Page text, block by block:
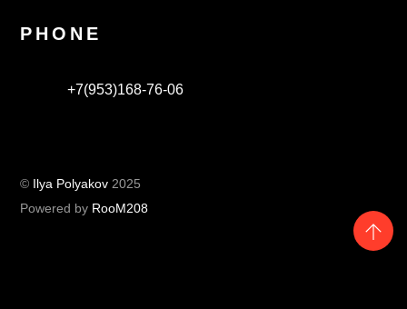
PHONE
+7(953)168-76-06
© Ilya Polyakov 2025
Powered by RooM208